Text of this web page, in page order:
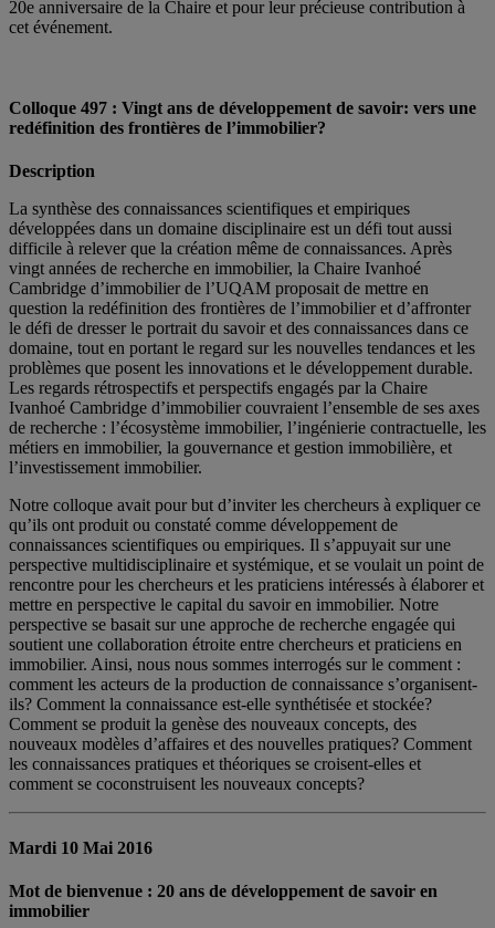
20e anniversaire de la Chaire et pour leur précieuse contribution à
cet événement.
Colloque 497 : Vingt ans de développement de savoir: vers une
redéfinition des frontières de l’immobilier?
Description
La synthèse des connaissances scientifiques et empiriques
développées dans un domaine disciplinaire est un défi tout aussi
difficile à relever que la création même de connaissances. Après
vingt années de recherche en immobilier, la Chaire Ivanhoé
Cambridge d’immobilier de l’UQAM proposait de mettre en
question la redéfinition des frontières de l’immobilier et d’affronter
le défi de dresser le portrait du savoir et des connaissances dans ce
domaine, tout en portant le regard sur les nouvelles tendances et les
problèmes que posent les innovations et le développement durable.
Les regards rétrospectifs et perspectifs engagés par la Chaire
Ivanhoé Cambridge d’immobilier couvraient l’ensemble de ses axes
de recherche : l’écosystème immobilier, l’ingénierie contractuelle, les
métiers en immobilier, la gouvernance et gestion immobilière, et
l’investissement immobilier.
Notre colloque avait pour but d’inviter les chercheurs à expliquer ce
qu’ils ont produit ou constaté comme développement de
connaissances scientifiques ou empiriques. Il s’appuyait sur une
perspective multidisciplinaire et systémique, et se voulait un point de
rencontre pour les chercheurs et les praticiens intéressés à élaborer et
mettre en perspective le capital du savoir en immobilier. Notre
perspective se basait sur une approche de recherche engagée qui
soutient une collaboration étroite entre chercheurs et praticiens en
immobilier. Ainsi, nous nous sommes interrogés sur le comment :
comment les acteurs de la production de connaissance s’organisent-
ils? Comment la connaissance est-elle synthétisée et stockée?
Comment se produit la genèse des nouveaux concepts, des
nouveaux modèles d’affaires et des nouvelles pratiques? Comment
les connaissances pratiques et théoriques se croisent-elles et
comment se coconstruisent les nouveaux concepts?
Mardi 10 Mai 2016
Mot de bienvenue : 20 ans de développement de savoir en
immobilier